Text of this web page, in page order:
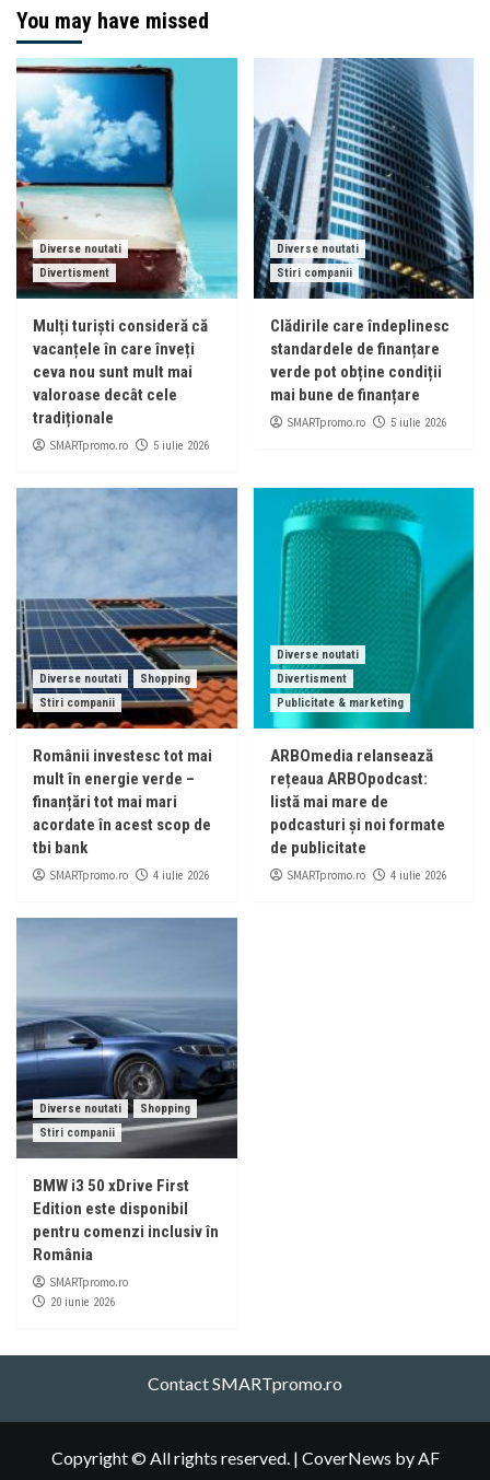
You may have missed
Diverse noutati
Divertisment
Mulți turiști consideră că
vacanțele în care înveți
ceva nou sunt mult mai
valoroase decât cele
tradiționale
SMARTpromo.ro 5 iulie 2026
Diverse noutati
Stiri companii
Clădirile care îndeplinesc
standardele de finanțare
verde pot obține condiții
mai bune de finanțare
SMARTpromo.ro 5 iulie 2026
Diverse noutati
Shopping
Stiri companii
Românii investesc tot mai
mult în energie verde –
finanțări tot mai mari
acordate în acest scop de
tbi bank
SMARTpromo.ro 4 iulie 2026
Diverse noutati
Divertisment
Publicitate & marketing
ARBOmedia relansează
rețeaua ARBOpodcast:
listă mai mare de
podcasturi și noi formate
de publicitate
SMARTpromo.ro 4 iulie 2026
Diverse noutati
Shopping
Stiri companii
BMW i3 50 xDrive First
Edition este disponibil
pentru comenzi inclusiv în
România
SMARTpromo.ro
20 iunie 2026
Contact SMARTpromo.ro
Copyright © All rights reserved. | CoverNews by AF